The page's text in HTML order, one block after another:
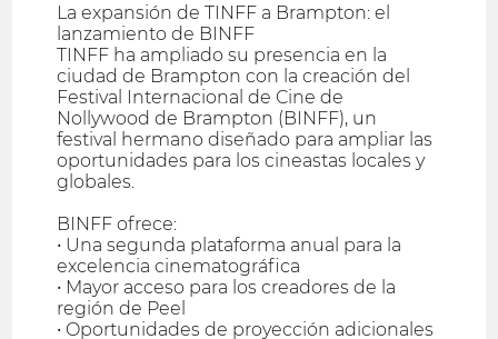
La expansión de TINFF a Brampton: el
lanzamiento de BINFF
TINFF ha ampliado su presencia en la
ciudad de Brampton con la creación del
Festival Internacional de Cine de
Nollywood de Brampton (BINFF), un
festival hermano diseñado para ampliar las
oportunidades para los cineastas locales y
globales.
BINFF ofrece:
• Una segunda plataforma anual para la
excelencia cinematográfica
• Mayor acceso para los creadores de la
región de Peel
• Oportunidades de proyección adicionales